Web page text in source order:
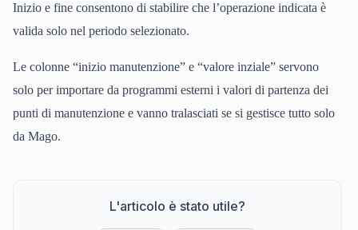
Inizio e fine consentono di stabilire che l’operazione indicata è
valida solo nel periodo selezionato.
Le colonne “inizio manutenzione” e “valore inziale” servono
solo per importare da programmi esterni i valori di partenza dei
punti di manutenzione e vanno tralasciati se si gestisce tutto solo
da Mago.
L'articolo è stato utile?